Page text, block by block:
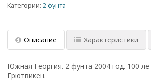
Категории: 2 фунта
Описание Характеристики
Южная Георгия. 2 фунта 2004 год. 100
Грютвикен.